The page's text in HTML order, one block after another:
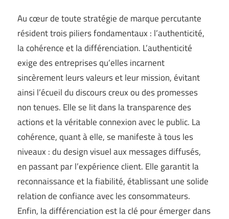
Au cœur de toute stratégie de marque percutante
résident trois piliers fondamentaux : l’authenticité,
la cohérence et la différenciation. L’authenticité
exige des entreprises qu’elles incarnent
sincèrement leurs valeurs et leur mission, évitant
ainsi l’écueil du discours creux ou des promesses
non tenues. Elle se lit dans la transparence des
actions et la véritable connexion avec le public. La
cohérence, quant à elle, se manifeste à tous les
niveaux : du design visuel aux messages diffusés,
en passant par l’expérience client. Elle garantit la
reconnaissance et la fiabilité, établissant une solide
relation de confiance avec les consommateurs.
Enfin, la différenciation est la clé pour émerger dans